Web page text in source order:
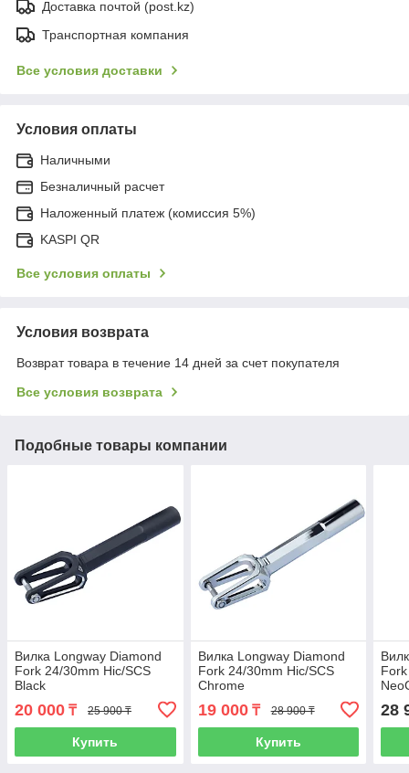
Доставка почтой (post.kz)
Транспортная компания
Все условия доставки
Условия оплаты
Наличными
Безналичный расчет
Наложенный платеж (комиссия 5%)
KASPI QR
Все условия оплаты
Условия возврата
Возврат товара в течение 14 дней за счет покупателя
Все условия возврата
Подобные товары компании
Вилка Longway Diamond
Fork 24/30mm Hic/SCS
Black
20 000 ₸ 25 900 ₸
Купить
Вилка Longway Diamond
Fork 24/30mm Hic/SCS
Chrome
19 000₸ 28 900 ₸
Купить
28